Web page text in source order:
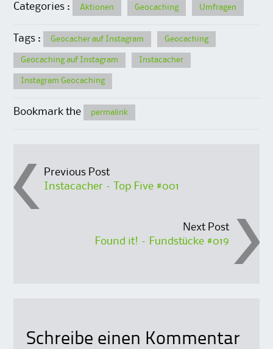
Categories : Aktionen Geocaching Umfragen
Tags : Geocacher auf Instagram Geocaching
Geocaching auf Instagram Instacacher
Instagram Geocaching
Bookmark the permalink
Post
navigation
Previous Post
Instacacher – Top Five #001
Next Post
Found it! – Fundstücke #019
Schreibe einen Kommentar